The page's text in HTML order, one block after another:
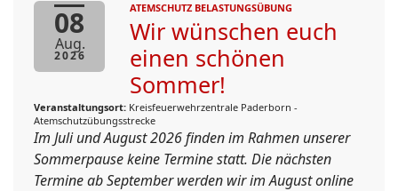
08
Aug.
2026
ATEMSCHUTZ BELASTUNGSÜBUNG
Wir wünschen euch
einen schönen
Sommer!
Veranstaltungsort: Kreisfeuerwehrzentrale Paderborn -
Atemschutzübungsstrecke
Im Juli und August 2026 finden im Rahmen unserer
Sommerpause keine Termine statt. Die nächsten
Termine ab September werden wir im August online